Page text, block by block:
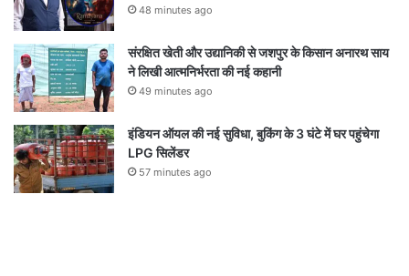
48 minutes ago
संरक्षित खेती और उद्यानिकी से जशपुर के किसान अनारथ साय
ने लिखी आत्मनिर्भरता की नई कहानी
49 minutes ago
इंडियन ऑयल की नई सुविधा, बुकिंग के 3 घंटे में घर पहुंचेगा
LPG सिलेंडर
57 minutes ago